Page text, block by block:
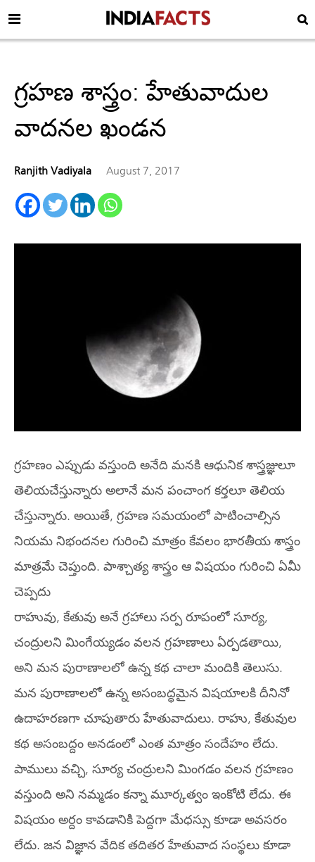
గ్రహణ శాస్త్రం: హేతువాదుల
వాదనల ఖండన
Ranjith Vadiyala August 7, 2017
గ్రహణం ఎప్పుడు వస్తుంది అనేది మనకి ఆధునిక శాస్త్రజ్ఞులూ
తెలియచేస్తున్నారు అలానే మన పంచాంగ కర్తలూ తెలియ
చేస్తున్నారు. అయితే, గ్రహణ సమయంలో పాటించాల్సిన
నియమ నిభందనల గురించి మాత్రం కేవలం భారతీయ శాస్త్రం
మాత్రమే చెప్తుంది. పాశ్చాత్య శాస్త్రం ఆ విషయం గురించి ఏమీ
చెప్పదు
రాహువు, కేతువు అనే గ్రహాలు సర్ప రూపంలో సూర్య,
చంద్రులని మింగేయ్యడం వలన గ్రహణాలు ఏర్పడతాయి,
అని మన పురాణాలలో ఉన్న కథ చాలా మందికి తెలుసు.
మన పురాణాలలో ఉన్న అసంబద్ధమైన విషయాలకి దీనినో
ఉదాహరణగా చూపుతారు హేతువాదులు. రాహు, కేతువుల
కథ అసంబద్దం అనడంలో ఎంత మాత్రం సందేహం లేదు.
పాములు వచ్చి, సూర్య చంద్రులని మింగడం వలన గ్రహణం
వస్తుంది అని నమ్మడం కన్నా మూర్కత్వం ఇంకోటి లేదు. ఈ
విషయం అర్దం కావడానికి పెద్దగా మేధస్సు కూడా అవసరం
లేదు. జన విజ్ఞాన వేదిక తదితర హేతువాద సంస్థలు కూడా